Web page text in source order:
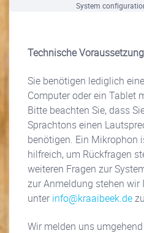
System
Technische
Sie benötigen lediglich
Computer oder ein Tablet
Bitte beachten Sie, dass
Sprachtons einen
benötigen. Ein Mikrophon
hilfreich, um Rückfragen
weiteren Fragen zur
zur Anmeldung stehen wir
unter info@kraaibeek.de
Wir melden uns